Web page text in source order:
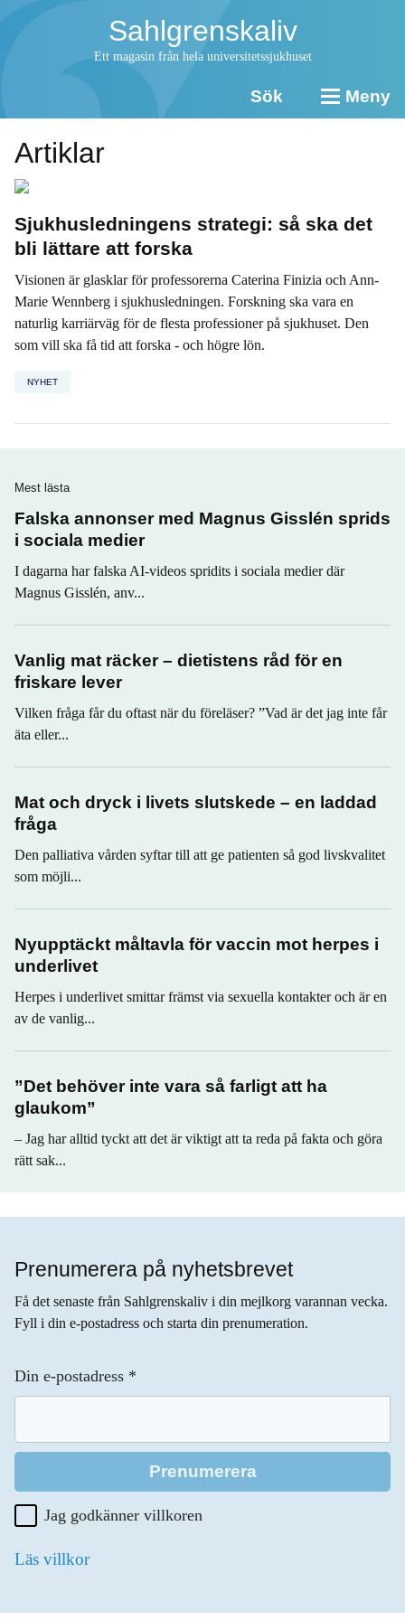
Sahlgrenskaliv
Ett magasin från hela universitetssjukhuset
Sök Meny
Artiklar
Sjukhusledningens strategi: så ska det
bli lättare att forska
Visionen är glasklar för professorerna Caterina Finizia och Ann-
Marie Wennberg i sjukhusledningen. Forskning ska vara en
naturlig karriärväg för de flesta professioner på sjukhuset. Den
som vill ska få tid att forska - och högre lön.
NYHET
Mest lästa
Falska annonser med Magnus Gisslén sprids
i sociala medier
I dagarna har falska AI-videos spridits i sociala medier där
Magnus Gisslén, anv...
Vanlig mat räcker – dietistens råd för en
friskare lever
Vilken fråga får du oftast när du föreläser? ”Vad är det jag inte får
äta eller...
Mat och dryck i livets slutskede – en laddad
fråga
Den palliativa vården syftar till att ge patienten så god livskvalitet
som möjli...
Nyupptäckt måltavla för vaccin mot herpes i
underlivet
Herpes i underlivet smittar främst via sexuella kontakter och är en
av de vanlig...
”Det behöver inte vara så farligt att ha
glaukom”
– Jag har alltid tyckt att det är viktigt att ta reda på fakta och göra
rätt sak...
Prenumerera på nyhetsbrevet
Få det senaste från Sahlgrenskaliv i din mejlkorg varannan vecka.
Fyll i din e-postadress och starta din prenumeration.
Din e-postadress *
Jag godkänner villkoren
Läs villkor